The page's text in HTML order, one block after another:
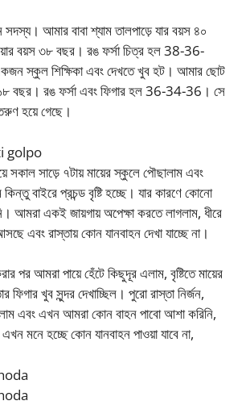
আমার বাবা শ্যাম তালপাড়ে যার বয়স ৪০
বয়স ৩৮ বছর। রঙ ফর্সা চিত্র হল 38-36-
স্কুল শিক্ষিকা এবং দেখতে খুব হট। আমার ছোট
বছর। রঙ ফর্সা এবং ফিগার হল 36-34-36। সে
হয়ে গেছে।
golpo
সকাল সাড়ে ৭টায় মায়ের স্কুলে পৌছালাম এবং
কিন্তু বাইরে প্রচন্ড বৃষ্টি হচ্ছে। যার কারণে কোনো
আমরা একই জায়গায় অপেক্ষা করতে লাগলাম, ধীরে
এবং রাস্তায় কোন যানবাহন দেখা যাচ্ছে না।
পর আমরা পায়ে হেঁটে কিছুদূর এলাম, বৃষ্টিতে মায়ের
ফিগার খুব সুন্দর দেখাচ্ছিল। পুরো রাস্তা নির্জন,
এবং এখন আমরা কোন বাহন পাবো আশা করিনি,
মনে হচ্ছে কোন যানবাহন পাওয়া যাবে না,